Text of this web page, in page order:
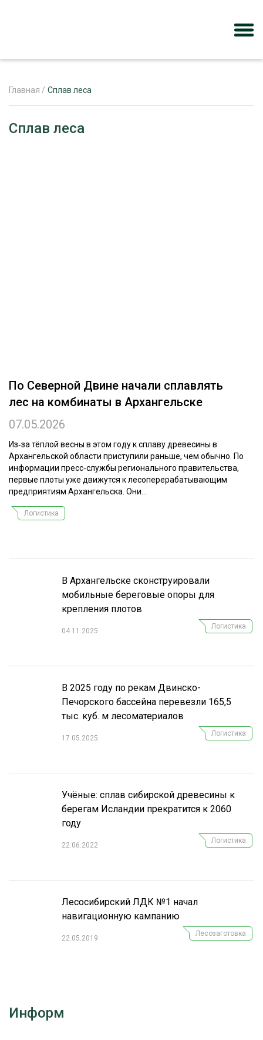
ЖУРНАЛ «ЛЕСНОЙ КОМПЛЕКС»
ПРОИЗВОДСТВО ДРЕВЕСНЫХ ПЛИТ
ЦБП
КОМПЛЕКСНАЯ ПЕРЕРАБОТКА
ЛЕСОПИЛЕНИЕ
ДЕРЕВЯННОЕ ДОМОСТРОЕНИЕ
Главная / Сплав леса
Сплав леса
По Северной Двине начали сплавлять
лес на комбинаты в Архангельске
07.05.2026
Из‑за тёплой весны в этом году к сплаву древесины в
Архангельской области приступили раньше, чем обычно. По
информации пресс‑службы регионального правительства,
первые плоты уже движутся к лесоперерабатывающим
предприятиям Архангельска. Они...
Логистика
В Архангельске сконструировали
мобильные береговые опоры для
крепления плотов
04.11.2025
Логистика
В 2025 году по рекам Двинско-
Печорского бассейна перевезли 165,5
тыс. куб. м лесоматериалов
17.05.2025
Логистика
Учёные: сплав сибирской древесины к
берегам Исландии прекратится к 2060
году
22.06.2022
Логистика
Лесосибирский ЛДК №1 начал
навигационную кампанию
22.05.2019
Лесозаготовка
Информ